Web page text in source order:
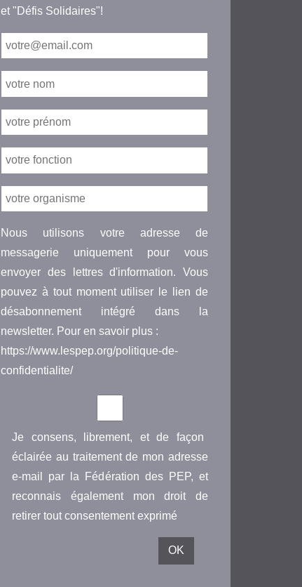
et "Défis Solidaires"!
Nous utilisons votre adresse de
messagerie uniquement pour vous
envoyer des lettres d'information. Vous
pouvez à tout moment utiliser le lien de
désabonnement intégré dans la
newsletter. Pour en savoir plus :
https://www.lespep.org/politique-de-
confidentialite/
Je consens, librement, et de façon
éclairée au traitement de mon adresse
e-mail par la Fédération des PEP, et
reconnais également mon droit de
retirer tout consentement exprimé